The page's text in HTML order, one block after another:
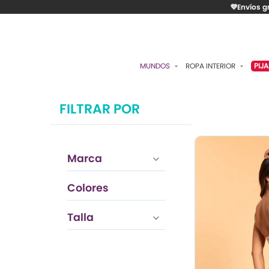
💜Envíos
MUNDOS
RITUALES
ROPA INTERIOR
ALGODÓN
LO MÁS VENDIDO
FILTRAR POR
Marca
Colores
Negro
Talla